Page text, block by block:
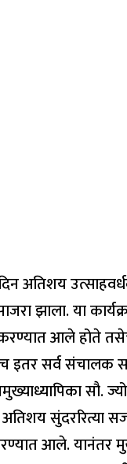
अतिशय
झाला. या
करण्यात आले होते
इतर सर्व संचालक
सौ.
अतिशय सुंदररित्या
आले. यानंतर